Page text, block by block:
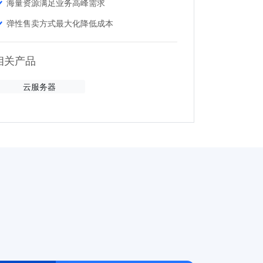
海量资源满足业务高峰需求
弹性售卖方式最大化降低成本
关产品
云服务器